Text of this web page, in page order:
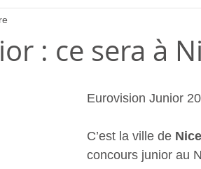
2023
: ce sera à
Eurovision Junior
C’est la ville de Nice
concours junior au